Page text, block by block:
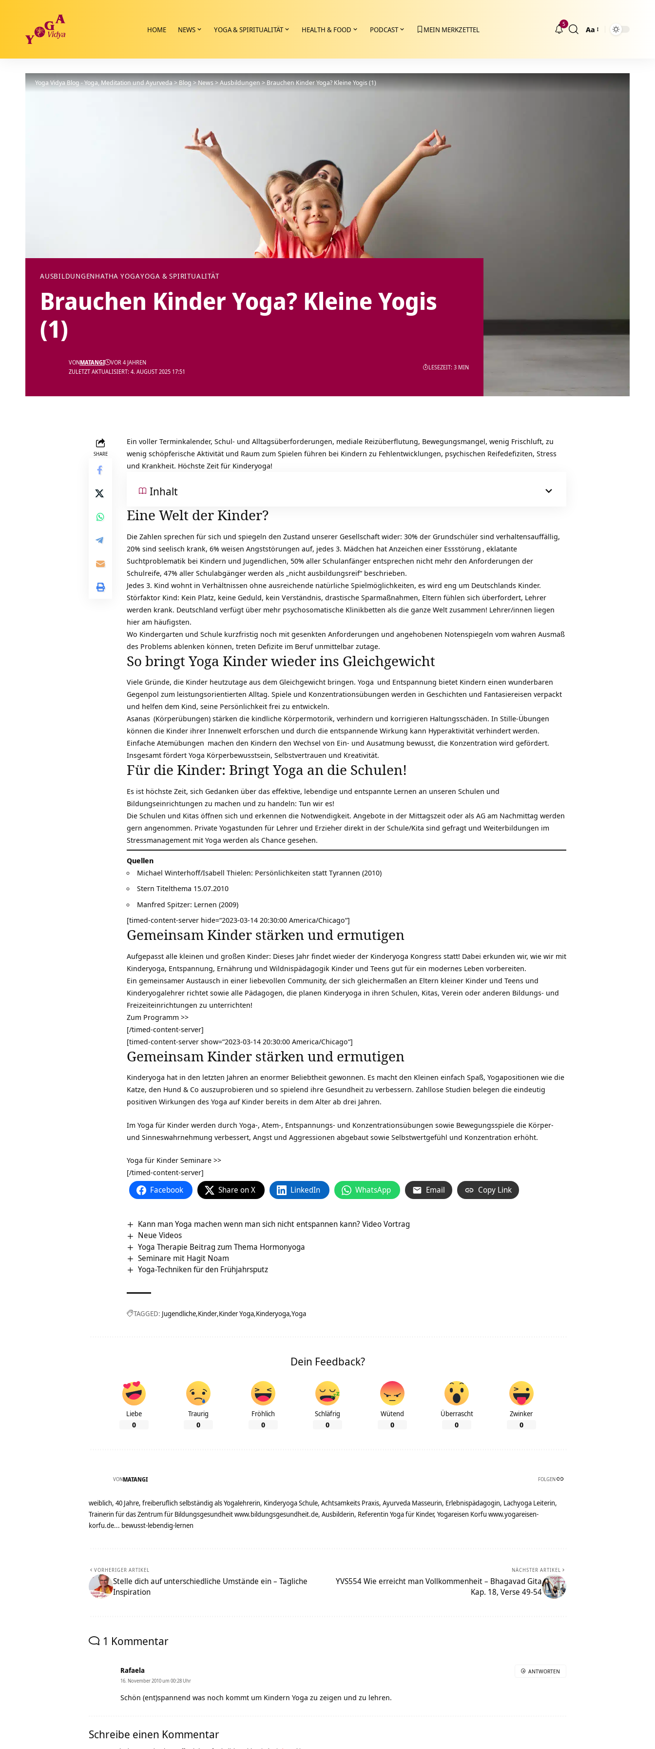
HOME NEWS YOGA & SPIRITUALITÄT HEALTH & FOOD PODCAST MEIN MERKZETTEL
5
Größenänderung
Aa
Yoga Vidya Blog - Yoga, Meditation und Ayurveda>Blog>News>Ausbildungen>Brauchen Kinder Yoga? Kleine Yogis (1)
AUSBILDUNGENHATHA YOGAYOGA & SPIRITUALITÄT
Brauchen Kinder Yoga? Kleine Yogis
(1)
ZULETZT AKTUALISIERT: 4. AUGUST 2025 17:51
VONMATANGI VOR 4 JAHREN
LESEZEIT: 3 MIN
SHARE
Ein voller Terminkalender, Schul- und Alltagsüberforderungen, mediale Reizüberflutung, Bewegungsmangel, wenig Frischluft, zu
wenig schöpferische Aktivität und Raum zum Spielen führen bei Kindern zu Fehlentwicklungen, psychischen Reifedefiziten, Stress
und Krankheit. Höchste Zeit für Kinderyoga!
Inhalt
Eine Welt der Kinder?
Die Zahlen sprechen für sich und spiegeln den Zustand unserer Gesellschaft wider: 30% der Grundschüler sind verhaltensauffällig,
20% sind seelisch krank, 6% weisen Angststörungen auf, jedes 3. Mädchen hat Anzeichen einer Essstörung , eklatante
Suchtproblematik bei Kindern und Jugendlichen, 50% aller Schulanfänger entsprechen nicht mehr den Anforderungen der
Schulreife, 47% aller Schulabgänger werden als „nicht ausbildungsreif“ beschrieben.
Jedes 3. Kind wohnt in Verhältnissen ohne ausreichende natürliche Spielmöglichkeiten, es wird eng um Deutschlands Kinder.
Störfaktor Kind: Kein Platz, keine Geduld, kein Verständnis, drastische Sparmaßnahmen, Eltern fühlen sich überfordert, Lehrer
werden krank. Deutschland verfügt über mehr psychosomatische Klinikbetten als die ganze Welt zusammen! Lehrer/innen liegen
hier am häufigsten.
Wo Kindergarten und Schule kurzfristig noch mit gesenkten Anforderungen und angehobenen Notenspiegeln vom wahren Ausmaß
des Problems ablenken können, treten Defizite im Beruf unmittelbar zutage.
So bringt Yoga Kinder wieder ins Gleichgewicht
Viele Gründe, die Kinder heutzutage aus dem Gleichgewicht bringen. Yoga und Entspannung bietet Kindern einen wunderbaren
Gegenpol zum leistungsorientierten Alltag. Spiele und Konzentrationsübungen werden in Geschichten und Fantasiereisen verpackt
und helfen dem Kind, seine Persönlichkeit frei zu entwickeln.
Asanas (Körperübungen) stärken die kindliche Körpermotorik, verhindern und korrigieren Haltungsschäden. In Stille-Übungen
können die Kinder ihrer Innenwelt erforschen und durch die entspannende Wirkung kann Hyperaktivität verhindert werden.
Einfache Atemübungen machen den Kindern den Wechsel von Ein- und Ausatmung bewusst, die Konzentration wird gefördert.
Insgesamt fördert Yoga Körperbewusstsein, Selbstvertrauen und Kreativität.
Für die Kinder: Bringt Yoga an die Schulen!
Es ist höchste Zeit, sich Gedanken über das effektive, lebendige und entspannte Lernen an unseren Schulen und
Bildungseinrichtungen zu machen und zu handeln: Tun wir es!
Die Schulen und Kitas öffnen sich und erkennen die Notwendigkeit. Angebote in der Mittagszeit oder als AG am Nachmittag werden
gern angenommen. Private Yogastunden für Lehrer und Erzieher direkt in der Schule/Kita sind gefragt und Weiterbildungen im
Stressmanagement mit Yoga werden als Chance gesehen.
Quellen
Michael Winterhoff/Isabell Thielen: Persönlichkeiten statt Tyrannen (2010)
Stern Titelthema 15.07.2010
Manfred Spitzer: Lernen (2009)
[timed-content-server hide=“2023-03-14 20:30:00 America/Chicago“]
Gemeinsam Kinder stärken und ermutigen
Aufgepasst alle kleinen und großen Kinder: Dieses Jahr findet wieder der Kinderyoga Kongress statt! Dabei erkunden wir, wie wir mit
Kinderyoga, Entspannung, Ernährung und Wildnispädagogik Kinder und Teens gut für ein modernes Leben vorbereiten.
Ein gemeinsamer Austausch in einer liebevollen Community, der sich gleichermaßen an Eltern kleiner Kinder und Teens und
Kinderyogalehrer richtet sowie alle Pädagogen, die planen Kinderyoga in ihren Schulen, Kitas, Verein oder anderen Bildungs- und
Freizeiteinrichtungen zu unterrichten!
Zum Programm >>
[/timed-content-server]
[timed-content-server show=“2023-03-14 20:30:00 America/Chicago“]
Gemeinsam Kinder stärken und ermutigen
Kinderyoga hat in den letzten Jahren an enormer Beliebtheit gewonnen. Es macht den Kleinen einfach Spaß, Yogapositionen wie die
Katze, den Hund & Co auszuprobieren und so spielend ihre Gesundheit zu verbessern. Zahllose Studien belegen die eindeutig
positiven Wirkungen des Yoga auf Kinder bereits in dem Alter ab drei Jahren.
Im Yoga für Kinder werden durch Yoga-, Atem-, Entspannungs- und Konzentrationsübungen sowie Bewegungsspiele die Körper-
und Sinneswahrnehmung verbessert, Angst und Aggressionen abgebaut sowie Selbstwertgefühl und Konzentration erhöht.
Yoga für Kinder Seminare >>
[/timed-content-server]
Facebook Share on X LinkedIn WhatsApp Email Copy Link
Kann man Yoga machen wenn man sich nicht entspannen kann? Video Vortrag
Neue Videos
Yoga Therapie Beitrag zum Thema Hormonyoga
Seminare mit Hagit Noam
Yoga-Techniken für den Frühjahrsputz
TAGGED: Jugendliche Kinder Kinder Yoga Kinderyoga Yoga
Dein Feedback?
Liebe
0
Traurig
0
Fröhlich
0
Schläfrig
0
Wütend
0
Überrascht
0
Zwinker
0
VONMATANGI FOLGEN
weiblich, 40 Jahre, freiberuflich selbständig als Yogalehrerin, Kinderyoga Schule, Achtsamkeits Praxis, Ayurveda Masseurin, Erlebnispädagogin, Lachyoga Leiterin,
Trainerin für das Zentrum für Bildungsgesundheit www.bildungsgesundheit.de, Ausbilderin, Referentin Yoga für Kinder, Yogareisen Korfu www.yogareisen-
korfu.de... bewusst-lebendig-lernen
VORHERIGER ARTIKEL
Stelle dich auf unterschiedliche Umstände ein – Tägliche
Inspiration
NÄCHSTER ARTIKEL
YVS554 Wie erreicht man Vollkommenheit – Bhagavad Gita
Kap. 18, Verse 49-54
1 Kommentar
Rafaela
16. November 2010 um 00:28 Uhr
Schön (ent)spannend was noch kommt um Kindern Yoga zu zeigen und zu lehren.
ANTWORTEN
Schreibe einen Kommentar